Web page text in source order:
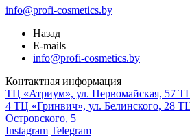
info@profi-cosmetics.by
Назад
E-mails
info@profi-cosmetics.by
Контактная информация
ТЦ «Атриум», ул. Первомайская, 57
4 ТЦ «Гринвич», ул. Белинского, 28
Островского, 5
Instagram Telegram